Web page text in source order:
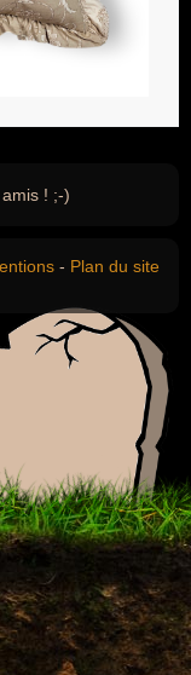
! ;-)
- Plan du site